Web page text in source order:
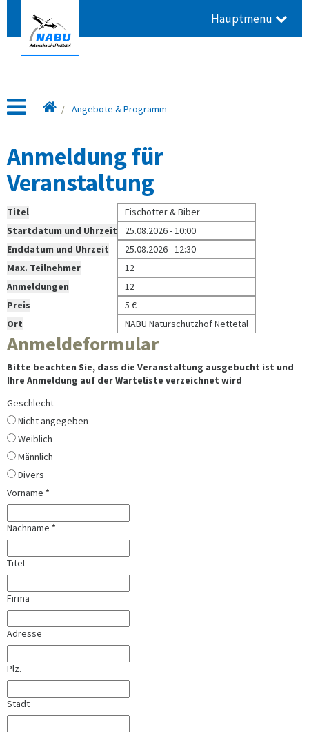
Hauptmenü
Leitseite
Angebote & Programm
Anmeldung für
Veranstaltung
Titel
Fischotter & Biber
Startdatum und Uhrzeit
25.08.2026 - 10:00
Enddatum und Uhrzeit
25.08.2026 - 12:30
Max. Teilnehmer
12
Anmeldungen
12
Preis
5 €
Ort
NABU Naturschutzhof Nettetal
Anmeldeformular
Bitte beachten Sie, dass die Veranstaltung ausgebucht ist und
Ihre Anmeldung auf der Warteliste verzeichnet wird
Geschlecht
Nicht angegeben
Weiblich
Männlich
Divers
Vorname *
Nachname *
Titel
Firma
Adresse
Plz.
Stadt